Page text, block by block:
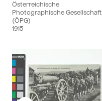
Österreichische
Photographische Gesellschaft
(ÖPG)
1915